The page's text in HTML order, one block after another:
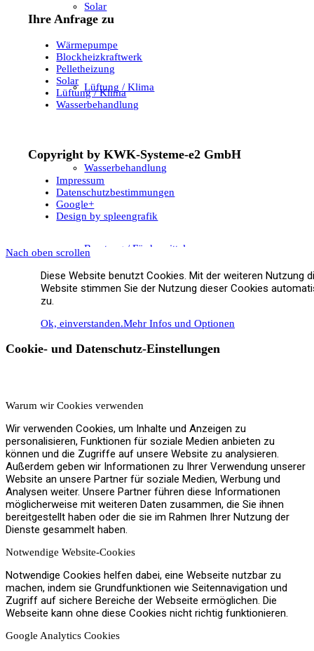
Solar
Lüftung / Klima
Wasserbehandlung
Beratung / Fördermittel
Referenzen
Jobs
Kontakt
Menü Menü
Ihre Anfrage zu
Wärmepumpe
Blockheizkraftwerk
Pelletheizung
Solar
Lüftung / Klima
Wasserbehandlung
Copyright by KWK-Systeme-e2 GmbH
Impressum
Datenschutzbestimmungen
Google+
Design by spleengrafik
Nach oben scrollen
Diese Website benutzt Cookies. Mit der weiteren Nutzung
Website stimmen Sie der Nutzung dieser Cookies
zu.
Ok, einverstanden.Mehr Infos und Optionen
Cookie- und Datenschutz-Einstellungen
Warum wir Cookies verwenden
Wir verwenden Cookies, um Inhalte und Anzeigen zu
personalisieren, Funktionen für soziale Medien anbieten zu
können und die Zugriffe auf unsere Website zu analysieren.
Außerdem geben wir Informationen zu Ihrer Verwendung unserer
Website an unsere Partner für soziale Medien, Werbung und
Analysen weiter. Unsere Partner führen diese Informationen
möglicherweise mit weiteren Daten zusammen, die Sie ihnen
bereitgestellt haben oder die sie im Rahmen Ihrer Nutzung der
Dienste gesammelt haben.
Notwendige Website-Cookies
Notwendige Cookies helfen dabei, eine Webseite nutzbar zu
machen, indem sie Grundfunktionen wie Seitennavigation und
Zugriff auf sichere Bereiche der Webseite ermöglichen. Die
Webseite kann ohne diese Cookies nicht richtig funktionieren.
Google Analytics Cookies